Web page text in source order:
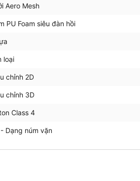
Aero Mesh
PU Foam siêu đàn hồi
loại
chỉnh 2D
chỉnh 3D
Class 4
Dạng núm vặn